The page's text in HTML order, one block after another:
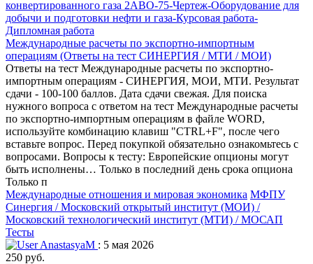
Международные расчеты по экспортно-импортным
операциям (Ответы на тест СИНЕРГИЯ / МТИ / МОИ)
Ответы на тест Международные расчеты по экспортно-
импортным операциям - СИНЕРГИЯ, МОИ, МТИ. Результат
сдачи - 100-100 баллов. Дата сдачи свежая. Для поиска
нужного вопроса с ответом на тест Международные расчеты
по экспортно-импортным операциям в файле WORD,
используйте комбинацию клавиш "CTRL+F", после чего
вставьте вопрос. Перед покупкой обязательно ознакомьтесь с
вопросами. Вопросы к тесту: Европейские опционы могут
быть исполнены… Только в последний день срока опциона
Только п
Международные отношения и мировая экономика МФПУ
Синергия / Московский открытый институт (МОИ) /
Московский технологический институт (МТИ) / МОСАП
Тесты
AnastasyaM : 5 мая 2026
250 руб.